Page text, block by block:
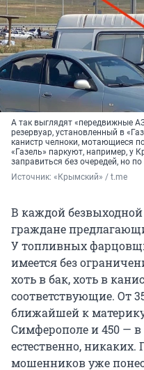
А так выглядят «передвижные
резервуар, установленный в
канистр челноки, мотающиеся
«Газель» паркуют, например, у
заправиться без очередей, но
Источник: «Крымский» / t.me
В каждой
граждане
У топливных
имеется без
хоть в бак, хоть в
соответствующие. От
ближайшей к
Симферополе и 450 — в
естественно,
мошенников уже